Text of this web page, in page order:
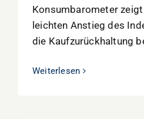
Konsumbarometer
leichten Anstieg des
die Kaufzurückhaltung
Weiterlesen